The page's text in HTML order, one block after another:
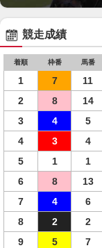
競走成績
着順 枠番 馬番
1 7 11
2
8 14
3
4 5
4
3 4
5
1 1
6
8 13
7
4 6
8
2 2
9
5 7